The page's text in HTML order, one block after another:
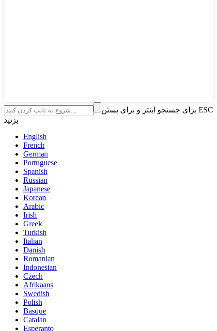
برای جستجو اینتر و برای بستن ESC
بزنید
English
French
German
Portuguese
Spanish
Russian
Japanese
Korean
Arabic
Irish
Greek
Turkish
Italian
Danish
Romanian
Indonesian
Czech
Afrikaans
Swedish
Polish
Basque
Catalan
Esperanto